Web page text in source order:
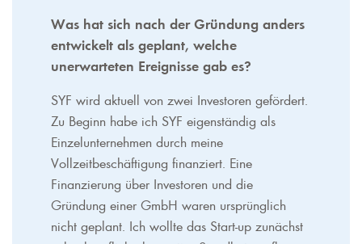
Was hat sich nach der Gründung anders
entwickelt als geplant, welche
unerwarteten Ereignisse gab es?
SYF wird aktuell von zwei Investoren gefördert.
Zu Beginn habe ich SYF eigenständig als
Einzelunternehmen durch meine
Vollzeitbeschäftigung finanziert. Eine
Finanzierung über Investoren und die
Gründung einer GmbH waren ursprünglich
nicht geplant. Ich wollte das Start-up zunächst